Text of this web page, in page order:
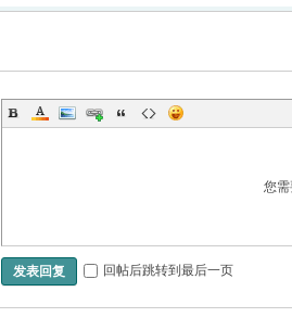
您
发表回复 回帖后跳转到最后一页